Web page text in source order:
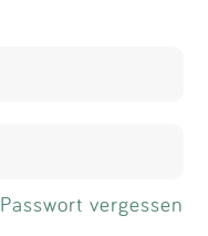
Passwort vergessen